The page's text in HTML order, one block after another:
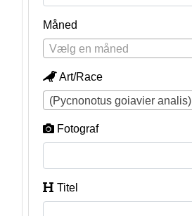
Måned
Vælg en måned
Art/Race
(Pycnonotus goiavier analis)
Fotograf
Titel